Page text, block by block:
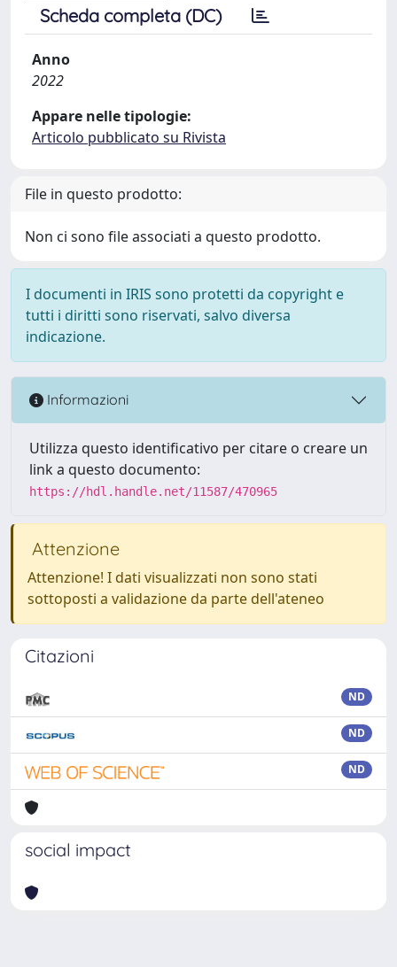
Scheda completa (DC)
Anno
2022
Appare nelle tipologie:
Articolo pubblicato su Rivista
File in questo prodotto:
Non ci sono file associati a questo prodotto.
I documenti in IRIS sono protetti da copyright e
tutti i diritti sono riservati, salvo diversa
indicazione.
Informazioni
Utilizza questo identificativo per citare o creare un
link a questo documento:
https://hdl.handle.net/11587/470965
Attenzione
Attenzione! I dati visualizzati non sono stati
sottoposti a validazione da parte dell'ateneo
Citazioni
ND
ND
ND
social impact